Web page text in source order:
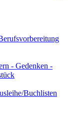
- Gedenken -
Buchlisten